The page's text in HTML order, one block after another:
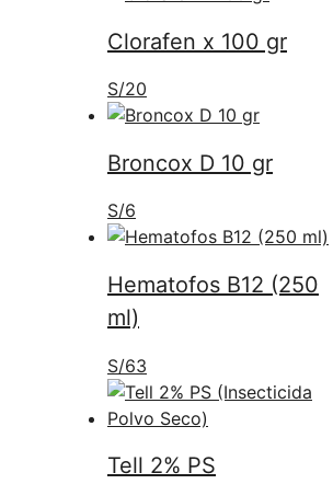
Clorafen x 100 gr
S/20
Broncox D 10 gr
S/6
Hematofos B12 (250
ml)
S/63
Tell 2% PS